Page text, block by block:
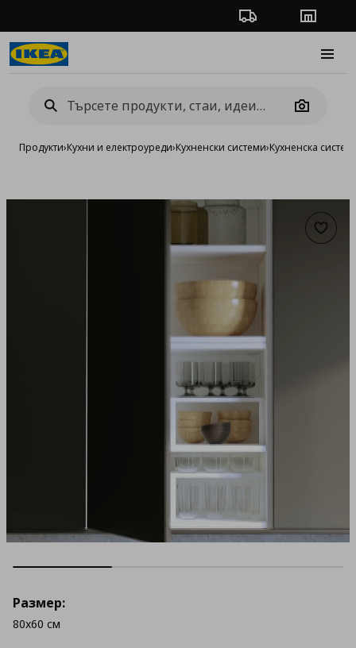
Проследяване на
Camera
Продукти›Кухни и електроуреди›Кухненски системи›Кухненска
Размер:
80x60 см